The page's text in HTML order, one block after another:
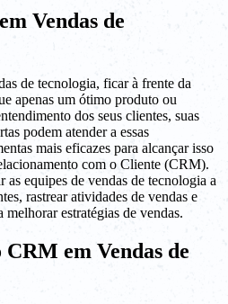
Vendas de
de tecnologia, ficar à frente da
apenas um ótimo produto ou
dos seus clientes, suas
podem atender a essas
mais eficazes para alcançar isso
com o Cliente (CRM).
equipes de vendas de tecnologia a
rastrear atividades de vendas e
melhorar estratégias de vendas.
em Vendas de